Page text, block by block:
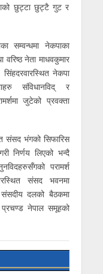
छुट्टा छुट्टै गुट र
सम्वन्धमा नेकपाका
वरिष्ठ नेता माधवकुमार
नेकपा
संविधानविद् र
जुटेको प्रवक्ता
संसद भंगको सिफारिस
निर्णय लिएको भन्दै
परामर्श
संसद भवनमा
दलको बैठकमा
नेपाल समूहको